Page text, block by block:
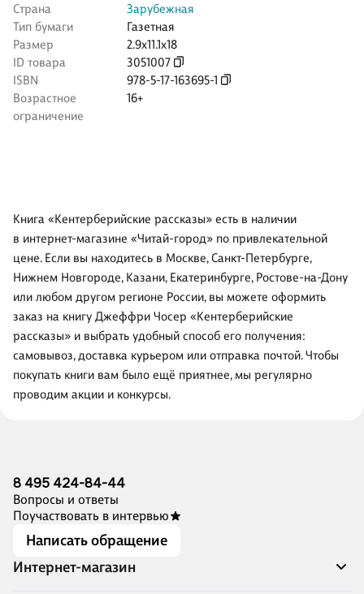
Страна
Зарубежная
Тип бумаги
Газетная
Размер
2.9x11.1x18
ID товара
3051007
ISBN
978-5-17-163695-1
Возрастное
ограничение
16+
Книга «Кентерберийские рассказы» есть в наличии
в интернет-магазине «Читай-город» по привлекательной
цене. Если вы находитесь в Москве, Санкт-Петербурге,
Нижнем Новгороде, Казани, Екатеринбурге, Ростове-на-Дону
или любом другом регионе России, вы можете оформить
заказ на книгу Джеффри Чосер «Кентерберийские
рассказы» и выбрать удобный способ его получения:
самовывоз, доставка курьером или отправка почтой. Чтобы
покупать книги вам было ещё приятнее, мы регулярно
проводим акции и конкурсы.
8 495 424-84-44
Вопросы и ответы
Поучаствовать в интервью
Написать обращение
Интернет-магазин